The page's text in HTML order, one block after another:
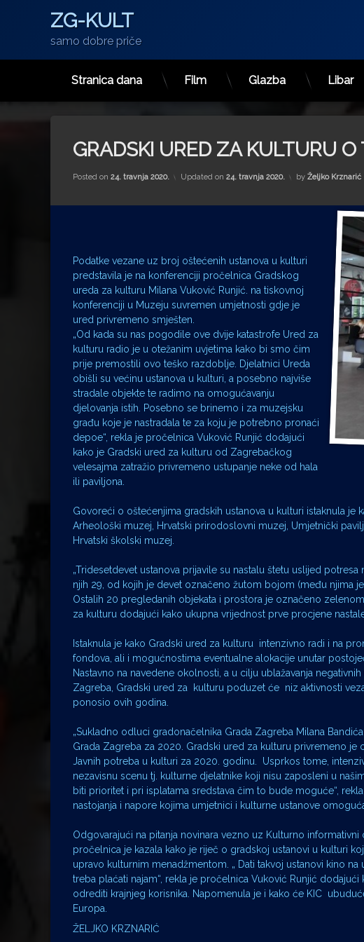
Preskoči
ZG-KULT
samo dobre priče
Stranica dana Film Glazba Libar
GRADSKI URED ZA KULTURU
Posted on 24. travnja 2020. Updated on 24. travnja 2020. by Željko Krznarić
Podatke vezane uz broj oštećenih ustanova u kulturi
predstavila je na konferenciji pročelnica Gradskog
ureda za kulturu Milana Vuković Runjić. na tiskovnoj
konferenciji u Muzeju suvremen umjetnosti gdje je
ured privremeno smješten.
„Od kada su nas pogodile ove dvije katastrofe Ured za
kulturu radio je u otežanim uvjetima kako bi smo čim
prije premostili ovo teško razdoblje. Djelatnici Ureda
obišli su većinu ustanova u kulturi, a posebno najviše
stradale objekte te radimo na omogućavanju
djelovanja istih. Posebno se brinemo i za muzejsku
građu koje je nastradala te za koju je potrebno pronaći
depoe“, rekla je pročelnica Vuković Runjić dodajući
kako je Gradski ured za kulturu od Zagrebačkog
velesajma zatražio privremeno ustupanje neke od hala
ili paviljona.
Govoreći o oštećenjima gradskih ustanova u kulturi istaknula
Arheološki muzej, Hrvatski prirodoslovni muzej, Umjetnički
Hrvatski školski muzej.
„Tridesetdevet ustanova prijavile su nastalu štetu uslijed
njih 29, od kojih je devet označeno žutom bojom (među njima
Ostalih 20 pregledanih objekata i prostora je označeno
za kulturu dodajući kako ukupna vrijednost prve procjene
Istaknula je kako Gradski ured za kulturu intenzivno radi i na
fondova, ali i mogućnostima eventualne alokacije unutar
Nastavno na navedene okolnosti, a u cilju ublažavanja
Zagreba, Gradski ured za kulturu poduzet će niz aktivnosti
ponosio ovih godina.
„Sukladno odluci gradonačelnika Grada Zagreba Milana
Grada Zagreba za 2020. Gradski ured za kulturu privremeno
Javnih potreba u kulturi za 2020. godinu. Usprkos tome,
nezavisnu scenu tj. kulturne djelatnike koji nisu zaposleni u
biti prioritet i pri isplatama sredstava čim to bude moguće“,
nastojanja i napore kojima umjetnici i kulturne ustanove
Odgovarajući na pitanja novinara vezno uz Kulturno
pročelnica je kazala kako je riječ o gradskoj ustanovi u kulturi
upravo kulturnim menadžmentom. „ Dati takvoj ustanovi kino
treba plaćati najam“, rekla je pročelnica Vuković Runjić
odrediti krajnjeg korisnika. Napomenula je i kako će KIC
Europa.
ŽELJKO KRZNARIĆ